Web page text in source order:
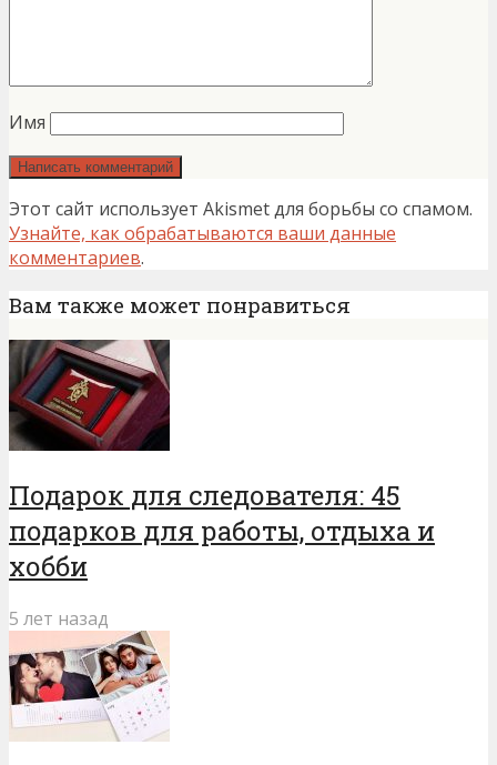
Имя
Этот сайт использует Akismet для борьбы со спамом.
Узнайте, как обрабатываются ваши данные
комментариев.
Вам также может понравиться
Подарок для следователя: 45
подарков для работы, отдыха и
хобби
5 лет назад